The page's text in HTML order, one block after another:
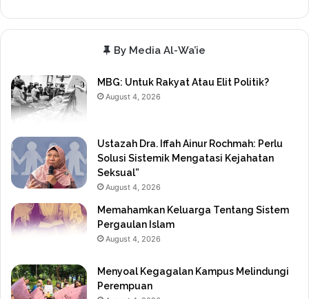
By Media Al-Wa’ie
MBG: Untuk Rakyat Atau Elit Politik?
August 4, 2026
Ustazah Dra. Iffah Ainur Rochmah: Perlu
Solusi Sistemik Mengatasi Kejahatan
Seksual”
August 4, 2026
Memahamkan Keluarga Tentang Sistem
Pergaulan Islam
August 4, 2026
Menyoal Kegagalan Kampus Melindungi
Perempuan